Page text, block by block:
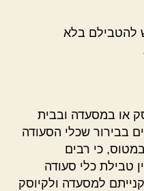
להטבילם בלא
או במסעדה ובבית
בבירור שכלי הסעודה
כי רבים
טבילת כלי סעודה
למסעדה ולקיוסק